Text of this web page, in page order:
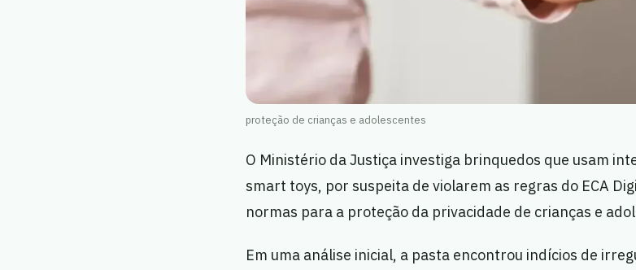
proteção de crianças e adolescentes
O Ministério da Justiça investiga brinquedos que usam
smart toys, por suspeita de violarem as regras do ECA
normas para a proteção da privacidade de crianças e
Em uma análise inicial, a pasta encontrou indícios de